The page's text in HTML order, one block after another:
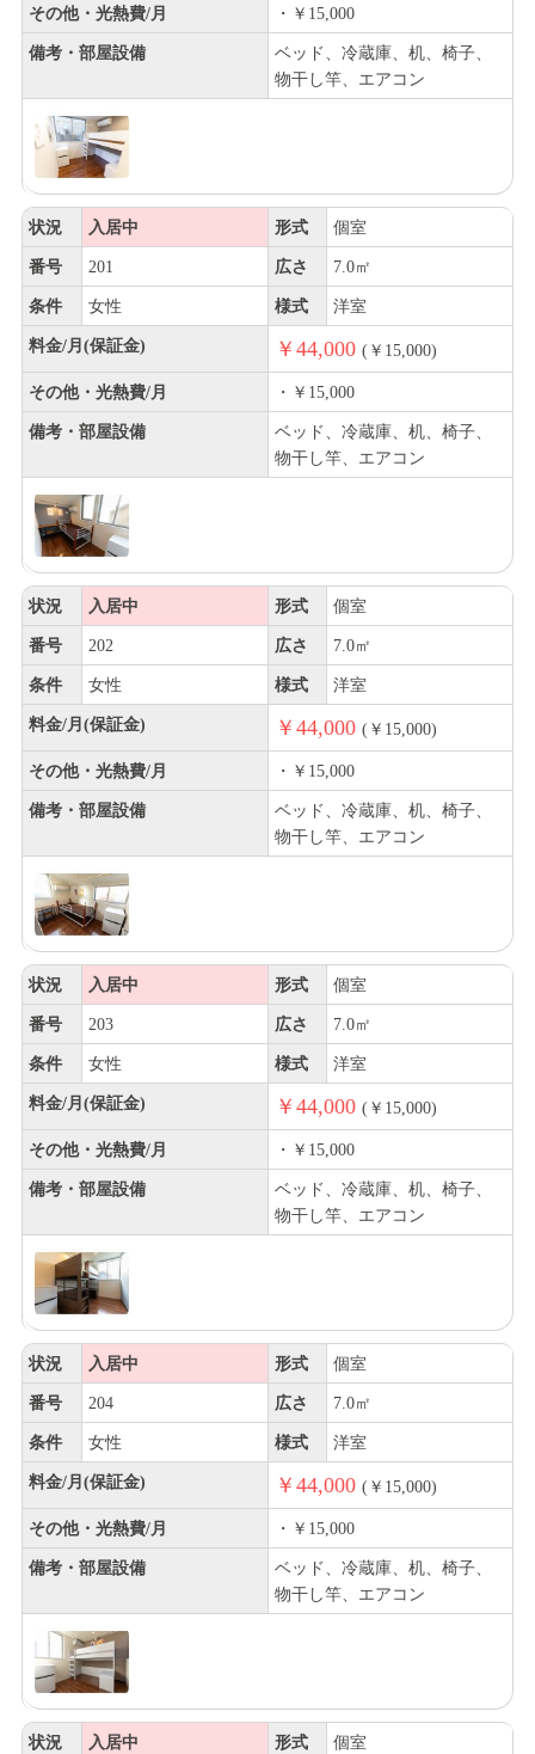
その他・光熱費/月 ・￥15,000
備考・部屋設備
ベッド、冷蔵庫、机、椅子、
物干し竿、エアコン
状況 入居中 形式 個室
番号 201 広さ 7.0㎡
条件 女性 様式 洋室
料金/月(保証金) ￥44,000 (￥15,000)
その他・光熱費/月 ・￥15,000
備考・部屋設備
ベッド、冷蔵庫、机、椅子、
物干し竿、エアコン
状況 入居中 形式 個室
番号 202 広さ 7.0㎡
条件 女性 様式 洋室
料金/月(保証金) ￥44,000 (￥15,000)
その他・光熱費/月 ・￥15,000
備考・部屋設備
ベッド、冷蔵庫、机、椅子、
物干し竿、エアコン
状況 入居中 形式 個室
番号 203 広さ 7.0㎡
条件 女性 様式 洋室
料金/月(保証金) ￥44,000 (￥15,000)
その他・光熱費/月 ・￥15,000
備考・部屋設備
ベッド、冷蔵庫、机、椅子、
物干し竿、エアコン
状況 入居中 形式 個室
番号 204 広さ 7.0㎡
条件 女性 様式 洋室
料金/月(保証金) ￥44,000 (￥15,000)
その他・光熱費/月 ・￥15,000
備考・部屋設備
ベッド、冷蔵庫、机、椅子、
物干し竿、エアコン
状況 入居中 形式 個室